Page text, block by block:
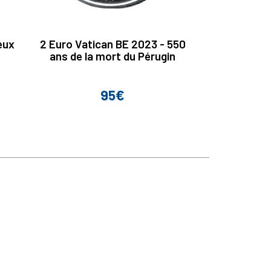
2 Euro Vatican BE 2023 - 550
ans de la mort du Pérugin
Prix
95€